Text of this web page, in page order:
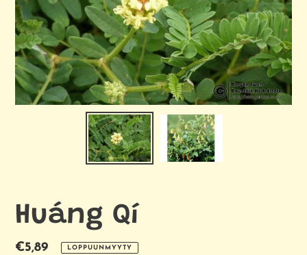
Huáng Qí
Normaalihinta
€5,89 LOPPUUNMYYTY